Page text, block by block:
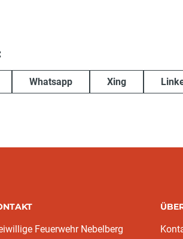
Whatsapp Xing
Feuerwehr Nebelberg